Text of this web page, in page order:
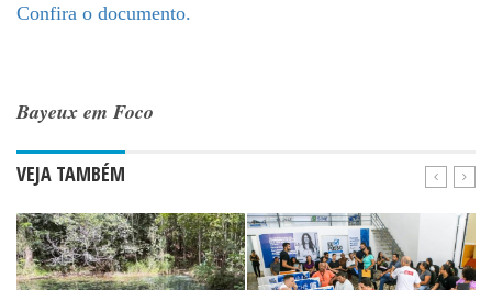
Confira o documento.
Bayeux em Foco
VEJA TAMBÉM